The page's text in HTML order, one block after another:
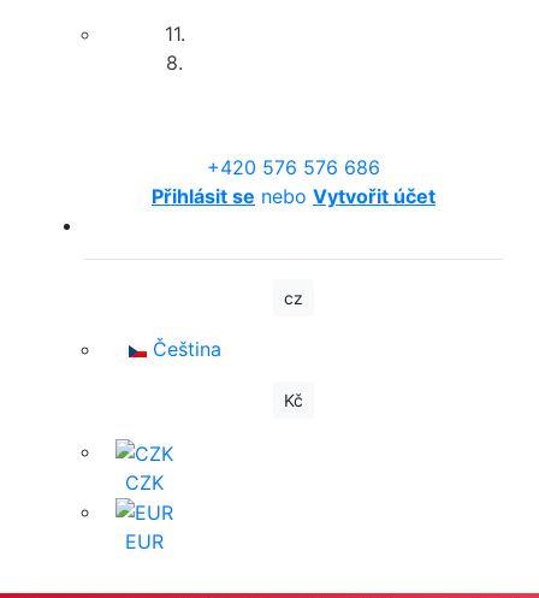
11.
8.
+420 576 576 686
Přihlásit se nebo Vytvořit účet
cz
Čeština
Kč
CZK
EUR